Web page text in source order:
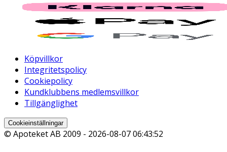
Köpvillkor
Integritetspolicy
Cookiepolicy
Kundklubbens medlemsvillkor
Tillgänglighet
Cookieinställningar
© Apoteket AB 2009 - 2026-08-07 06:43:52